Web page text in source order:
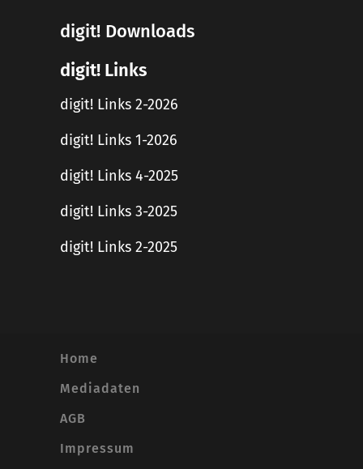
digit! Downloads
digit! Links
digit! Links 2-2026
digit! Links 1-2026
digit! Links 4-2025
digit! Links 3-2025
digit! Links 2-2025
Home
Mediadaten
AGB
Impressum